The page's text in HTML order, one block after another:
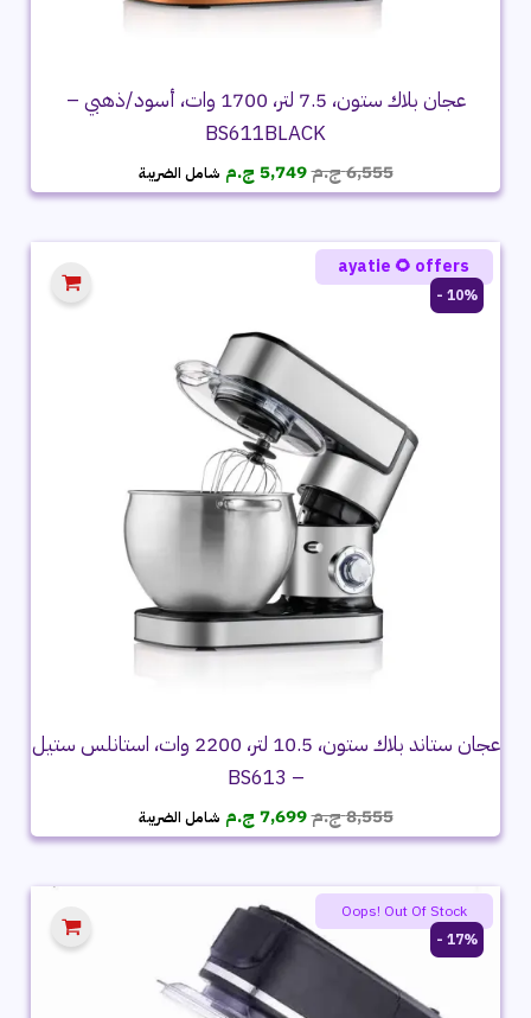
عجان بلاك ستون، 7.5 لتر، 1700 وات، أسود/ذهبي –
BS611BLACK
6,555ج.مالسعر
الأصلي
6,555 ج.م.
5,749 ج.م السعر
الحالي
5,749 ج.م.
شامل الضريبة
10% -
عجان ستاند بلاك ستون، 10.5 لتر، 2200 وات، استانلس ستيل
– BS613
8,555ج.مالسعر
الأصلي
8,555 ج.م.
7,699 ج.م السعر
الحالي
7,699 ج.م.
شامل الضريبة
ayatie 🌻 offers
17% -
Oops! Out Of Stock